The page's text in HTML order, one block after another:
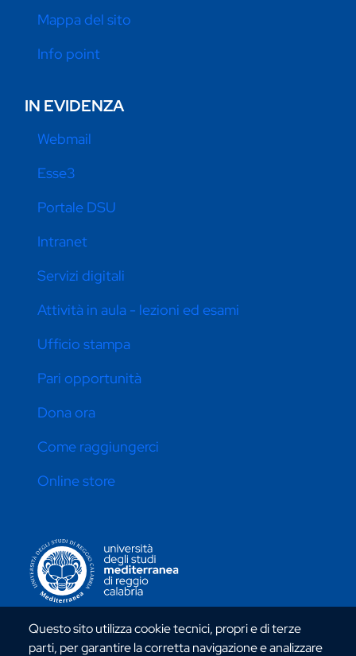
Questo sito utilizza cookie tecnici, propri e di terze
parti, per garantire la corretta navigazione e analizzare
CONTATTI ATENEO
Mappa del sito
Info point
IN EVIDENZA
Webmail
Esse3
Portale DSU
Intranet
Servizi digitali
Attività in aula - lezioni ed esami
Ufficio stampa
Pari opportunità
Dona ora
Come raggiungerci
Online store